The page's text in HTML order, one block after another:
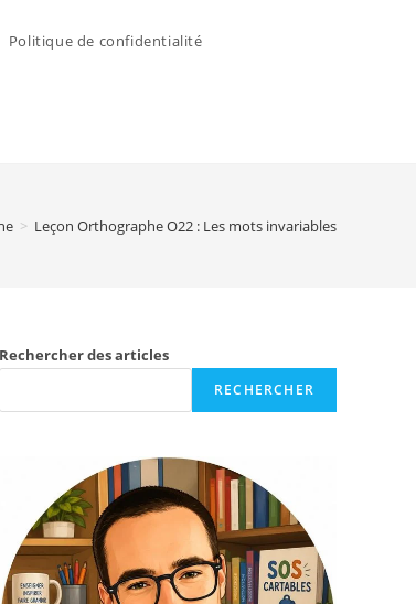
Politique de confidentialité
> Leçon Orthographe O22 : Les mots invariables
Rechercher des articles
RECHERCHER